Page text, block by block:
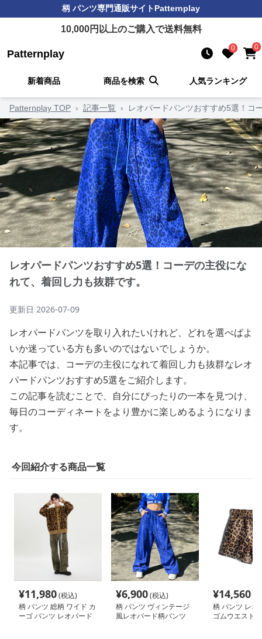
柄 パンツ専門通販サイトPatternplay
10,000円以上のご購入で送料無料
Patternplay 0 0
新着商品 商品を検索 人気ランキング
Patternplay TOP › 記事一覧 › レオパードパンツおすすめ5選！コ
レオパードパンツおすすめ5選！コーデの主役にな
れて、着回し力も抜群です。
更新日 2026-07-09
レオパードパンツを取り入れたいけれど、どれを選べばよ
いか迷っている方も多いのではないでしょうか。
本記事では、コーデの主役になれて着回し力も抜群なレオ
パードパンツおすすめ5選をご紹介します。
この記事を読むことで、自分にぴったりの一本を見つけ、
毎日のコーディネートをより豊かに楽しめるようになりま
す。
今回紹介する商品一覧
¥11,980(税込)
柄 パンツ 総柄 ワイド カ
ーゴ パンツ レオパード
¥6,900(税込)
柄 パンツ ヴィンテージ
風レオパード柄パンツ
¥14,560
柄 パンツ レオ
ゴムウエスト